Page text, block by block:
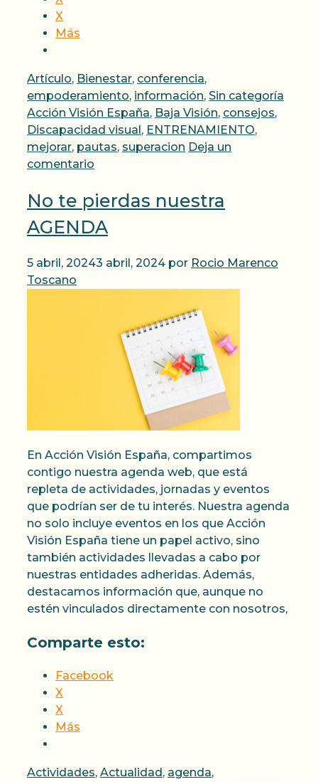
X
Más
Categorías
Artículo, Bienestar, conferencia,
empoderamiento, información, Sin categoría
Acción Visión España, Baja Visión, consejos,
Discapacidad visual, ENTRENAMIENTO,
mejorar, pautas, superacion Deja un
comentario
No te pierdas nuestra
AGENDA
5 abril, 20243 abril, 2024 por Rocio Marenco
Toscano
En Acción Visión España, compartimos
contigo nuestra agenda web, que está
repleta de actividades, jornadas y eventos
que podrían ser de tu interés. Nuestra agenda
no solo incluye eventos en los que Acción
Visión España tiene un papel activo, sino
también actividades llevadas a cabo por
nuestras entidades adheridas. Además,
destacamos información que, aunque no
estén vinculados directamente con nosotros,
Comparte esto:
Facebook
X
X
Más
Categorías
Actividades, Actualidad , agenda,